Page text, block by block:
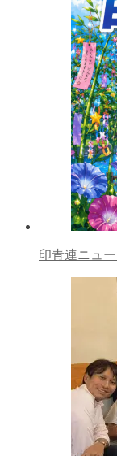
印青連ニュ